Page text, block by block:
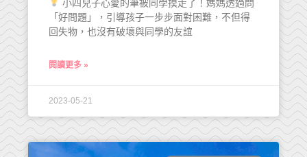
小四兒子心愛的筆被同學摸走了！媽媽透過問
「好問題」，引導孩子一步步面對困難，不但得
回失物，也沒有破壞與同學的友誼
閱讀更多 »
2023-05-21